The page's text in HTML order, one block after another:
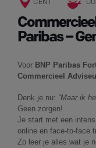
GENT
Paribas –
Voor BNP Paribas
Commercieel
Denk je nu: “Maar ik
Geen zorgen!
Je start met een
online en face-to-face
Zo leer je alles wat je